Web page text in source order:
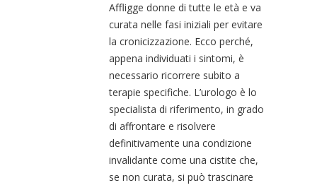
Affligge donne di tutte le età e va
curata nelle fasi iniziali per evitare
la cronicizzazione. Ecco perché,
appena individuati i sintomi, è
necessario ricorrere subito a
terapie specifiche. L’urologo è lo
specialista di riferimento, in grado
di affrontare e risolvere
definitivamente una condizione
invalidante come una cistite che,
se non curata, si può trascinare